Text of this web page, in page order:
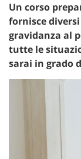
Un corso
fornisce
gravidanza al
tutte le
sarai in grado